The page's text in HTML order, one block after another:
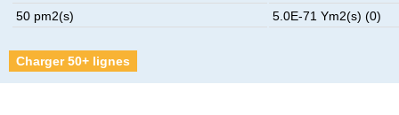
50 pm2(s)
5.0E-71 Ym2(s) (0)
Charger 50+ lignes